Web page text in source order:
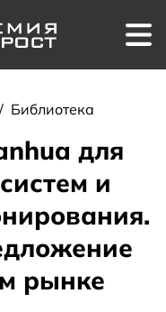
/ Библиотека
для
и
рынке